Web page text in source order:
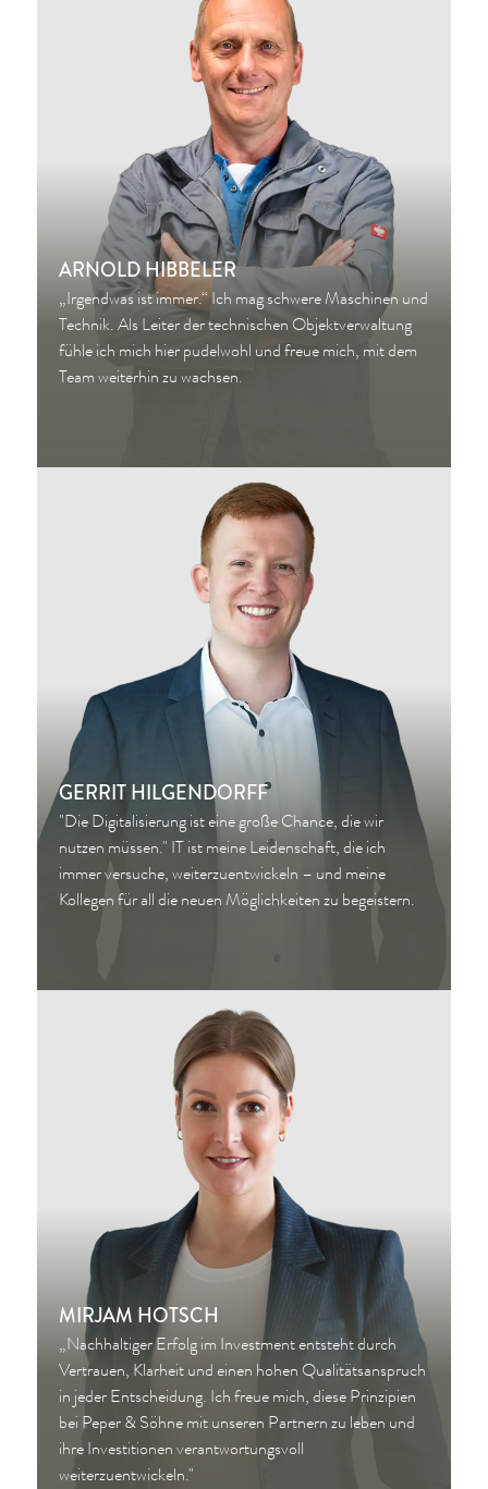
ARNOLD HIBBELER
„Irgendwas ist immer.“ Ich mag schwere Maschinen und
Technik. Als Leiter der technischen Objektverwaltung
fühle ich mich hier pudelwohl und freue mich, mit dem
Team weiterhin zu wachsen.
GERRIT HILGENDORFF
"Die Digitalisierung ist eine große Chance, die wir
nutzen müssen." IT ist meine Leidenschaft, die ich
immer versuche, weiterzuentwickeln – und meine
Kollegen für all die neuen Möglichkeiten zu begeistern.
MIRJAM HOTSCH
„Nachhaltiger Erfolg im Investment entsteht durch
Vertrauen, Klarheit und einen hohen Qualitätsanspruch
in jeder Entscheidung. Ich freue mich, diese Prinzipien
bei Peper & Söhne mit unseren Partnern zu leben und
ihre Investitionen verantwortungsvoll
weiterzuentwickeln."